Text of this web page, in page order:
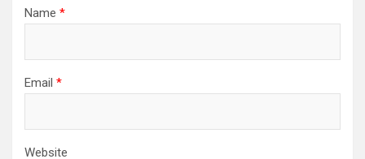
Name *
Email *
Website